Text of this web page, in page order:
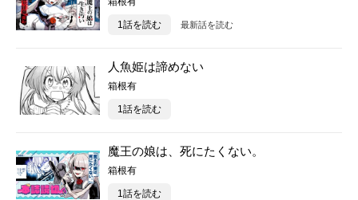
1話を読む 最新話を読む
人魚姫は諦めない
箱根有
1話を読む
魔王の娘は、死にたくない。
箱根有
1話を読む